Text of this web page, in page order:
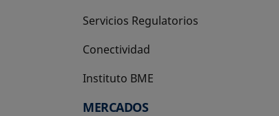
Servicios Regulatorios
Conectividad
Instituto BME
se abre en una pestaña nueva
MERCADOS